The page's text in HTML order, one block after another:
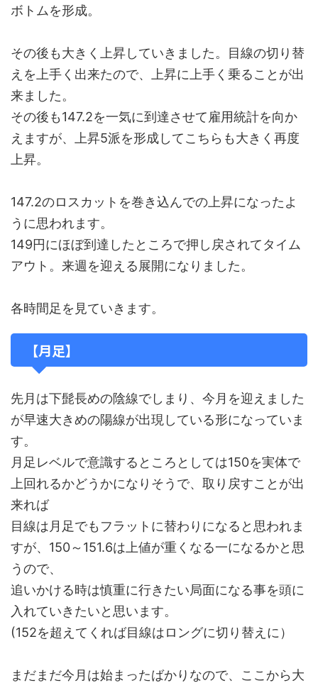
ボトムを形成。
その後も大きく上昇していきました。目線の切り替
えを上手く出来たので、上昇に上手く乗ることが出
来ました。
その後も147.2を一気に到達させて雇用統計を向か
えますが、上昇5派を形成してこちらも大きく再度
上昇。
147.2のロスカットを巻き込んでの上昇になったよ
うに思われます。
149円にほぼ到達したところで押し戻されてタイム
アウト。来週を迎える展開になりました。
各時間足を見ていきます。
【月足】
先月は下髭長めの陰線でしまり、今月を迎えました
が早速大きめの陽線が出現している形になっていま
す。
月足レベルで意識するところとしては150を実体で
上回れるかどうかになりそうで、取り戻すことが出
来れば
目線は月足でもフラットに替わりになると思われま
すが、150～151.6は上値が重くなる一になるかと思
うので、
追いかける時は慎重に行きたい局面になる事を頭に
入れていきたいと思います。
(152を超えてくれば目線はロングに切り替えに）
まだまだ今月は始まったばかりなので、ここから大